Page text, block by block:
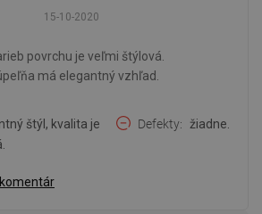
15-10-2020
povrchu je veľmi štýlová.
má elegantný vzhľad.
štýl, kvalita je
Defekty žiadne.